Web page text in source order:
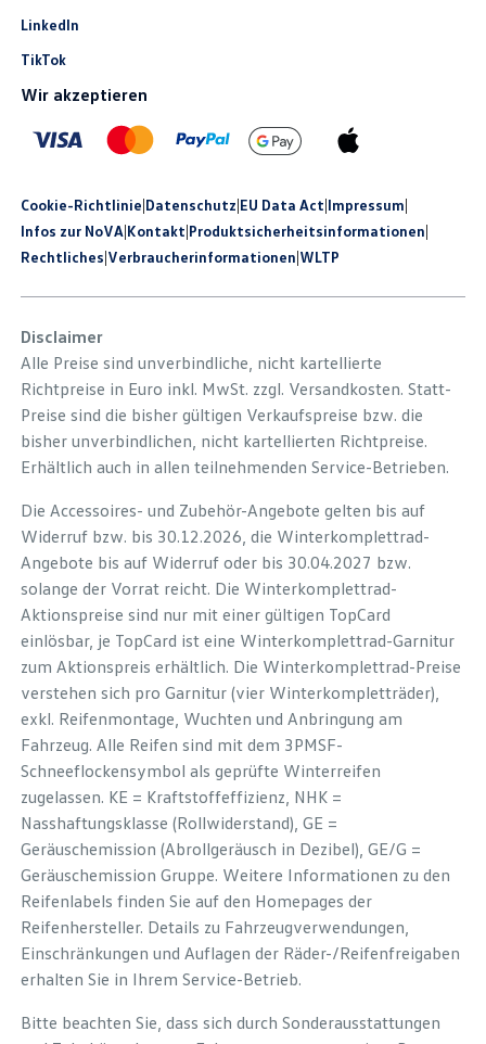
LinkedIn
TikTok
Wir akzeptieren
Cookie-Richtlinie|Datenschutz|EU Data Act|Impressum|
Infos zur NoVA|Kontakt|Produkt­sicherheits­informationen|
Rechtliches|Verbraucherinformationen|WLTP
Disclaimer
Alle Preise sind unverbindliche, nicht kartellierte
Richtpreise in Euro inkl. MwSt. zzgl. Versandkosten. Statt-
Preise sind die bisher gültigen Verkaufspreise bzw. die
bisher unverbindlichen, nicht kartellierten Richtpreise.
Erhältlich auch in allen teilnehmenden Service-Betrieben.
Die Accessoires- und Zubehör-Angebote gelten bis auf
Widerruf bzw. bis 30.12.2026, die Winterkomplettrad-
Angebote bis auf Widerruf oder bis 30.04.2027 bzw.
solange der Vorrat reicht. Die Winterkomplettrad-
Aktionspreise sind nur mit einer gültigen TopCard
einlösbar, je TopCard ist eine Winterkomplettrad-Garnitur
zum Aktionspreis erhältlich. Die Winterkomplettrad-Preise
verstehen sich pro Garnitur (vier Winterkompletträder),
exkl. Reifenmontage, Wuchten und Anbringung am
Fahrzeug. Alle Reifen sind mit dem 3PMSF-
Schneeflockensymbol als geprüfte Winterreifen
zugelassen. KE = Kraftstoffeffizienz, NHK =
Nasshaftungsklasse (Rollwiderstand), GE =
Geräuschemission (Abrollgeräusch in Dezibel), GE/G =
Geräuschemission Gruppe. Weitere Informationen zu den
Reifenlabels finden Sie auf den Homepages der
Reifenhersteller. Details zu Fahrzeugverwendungen,
Einschränkungen und Auflagen der Räder-/Reifenfreigaben
erhalten Sie in Ihrem Service-Betrieb.
Bitte beachten Sie, dass sich durch Sonderausstattungen